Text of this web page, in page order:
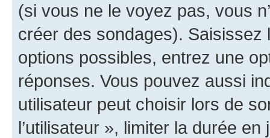
(si vous ne le voyez pas, vous
créer des sondages).
options possibles, entrez une
réponses. Vous pouvez aussi
utilisateur peut choisir lors de
l’utilisateur », limiter la durée